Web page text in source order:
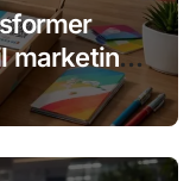
marketing